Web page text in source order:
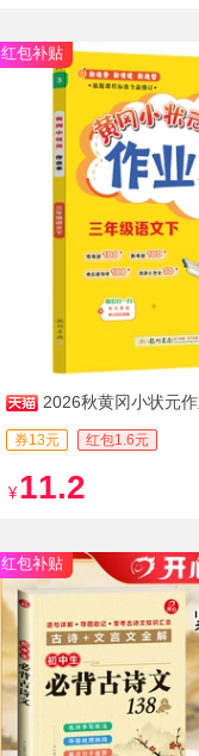
红包补贴
2026秋黄冈小状元
券13元 红包1.6元
¥ 11.2
红包补贴